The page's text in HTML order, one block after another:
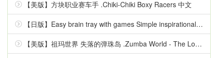
【美版】方块职业赛车手 .Chiki-Chiki Boxy Racers 中文
【日版】Easy brain tray with games Simple inspirational quizzes 日语
【美版】祖玛世界 失落的弹珠岛 .Zumba World - The Lost Marble Island 中文